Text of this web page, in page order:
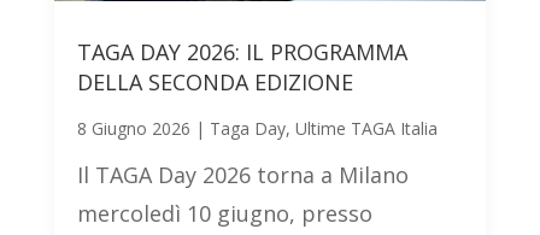
TAGA DAY 2026: IL PROGRAMMA
DELLA SECONDA EDIZIONE
8 Giugno 2026 | Taga Day, Ultime TAGA Italia
Il TAGA Day 2026 torna a Milano
mercoledì 10 giugno, presso